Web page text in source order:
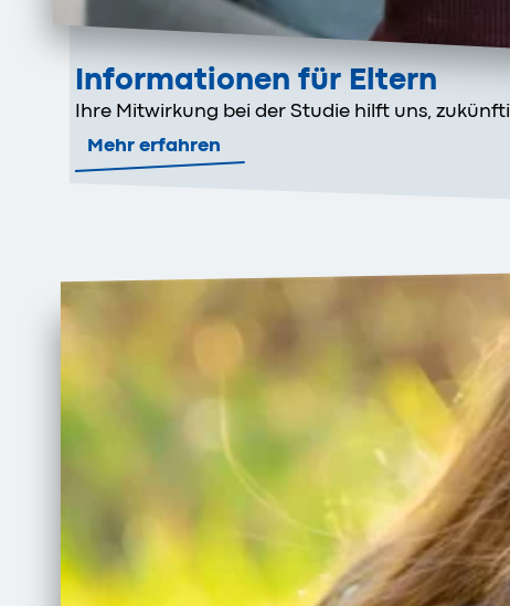
Informationen für Eltern
Ihre Mitwirkung bei der Studie hilft uns,
Mehr erfahren